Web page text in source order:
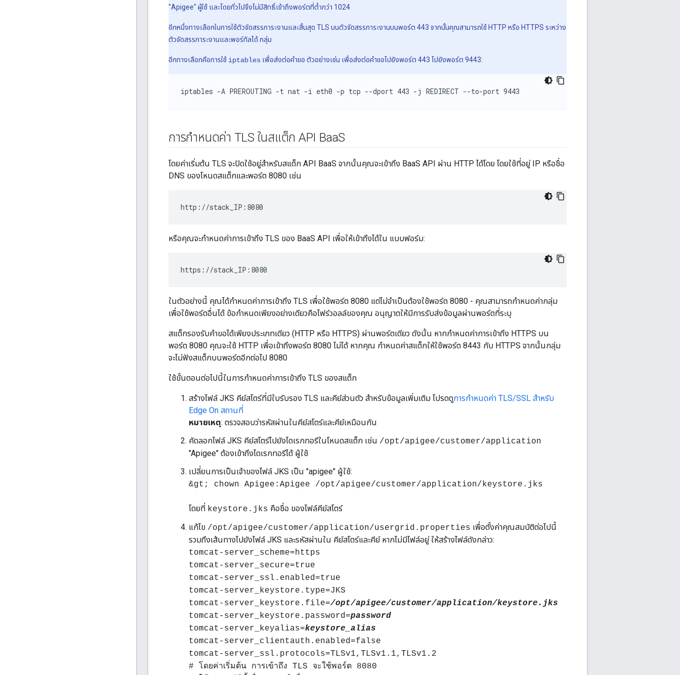
"Apigee" ผู้ใช้ และโดยทั่วไปจึงไม่มีสิทธิ์เข้าถึงพอร์ตที่ต่ำกว่า 1024
อีกหนึ่งทางเลือกในการใช้ตัวจัดสรรภาระงานและสิ้นสุด TLS บนตัวจัดสรรภาระงานบนพอร์ต 443 จากนั้นคุณสามารถใช้ HTTP หรือ HTTPS ระหว่าง
ตัวจัดสรรภาระงานและพอร์ทัลได้ กลุ่ม
อีกทางเลือกคือการใช้ iptables เพื่อส่งต่อคำขอ ตัวอย่างเช่น เพื่อส่งต่อคำขอไปยังพอร์ต 443 ไปยังพอร์ต 9443:
iptables -A PREROUTING -t nat -i eth0 -p tcp --dport 443 -j REDIRECT --to-port 9443
การกำหนดค่า TLS ในสแต็ก API BaaS
โดยค่าเริ่มต้น TLS จะปิดใช้อยู่สำหรับสแต็ก API BaaS จากนั้นคุณจะเข้าถึง BaaS API ผ่าน HTTP ได้โดย โดยใช้ที่อยู่ IP หรือชื่อ
DNS ของโหนดสแต็กและพอร์ต 8080 เช่น
http://stack_IP:8080
หรือคุณจะกำหนดค่าการเข้าถึง TLS ของ BaaS API เพื่อให้เข้าถึงได้ใน แบบฟอร์ม:
https://stack_IP:8080
ในตัวอย่างนี้ คุณได้กำหนดค่าการเข้าถึง TLS เพื่อใช้พอร์ต 8080 แต่ไม่จำเป็นต้องใช้พอร์ต 8080 - คุณสามารถกำหนดค่ากลุ่ม
เพื่อใช้พอร์ตอื่นได้ ข้อกำหนดเพียงอย่างเดียวคือไฟร์วอลล์ของคุณ อนุญาตให้มีการรับส่งข้อมูลผ่านพอร์ตที่ระบุ
สแต็กรองรับคำขอได้เพียงประเภทเดียว (HTTP หรือ HTTPS) ผ่านพอร์ตเดียว ดังนั้น หากกำหนดค่าการเข้าถึง HTTPS บน
พอร์ต 8080 คุณจะใช้ HTTP เพื่อเข้าถึงพอร์ต 8080 ไม่ได้ หากคุณ กำหนดค่าสแต็กให้ใช้พอร์ต 8443 กับ HTTPS จากนั้นกลุ่ม
จะไม่ฟังสแต็กบนพอร์ตอีกต่อไป 8080
ใช้ขั้นตอนต่อไปนี้ในการกำหนดค่าการเข้าถึง TLS ของสแต็ก
สร้างไฟล์ JKS คีย์สโตร์ที่มีใบรับรอง TLS และคีย์ส่วนตัว สำหรับข้อมูลเพิ่มเติม โปรดดูการกำหนดค่า TLS/SSL สำหรับ
Edge On สถานที่
หมายเหตุ: ตรวจสอบว่ารหัสผ่านในคีย์สโตร์และคีย์เหมือนกัน
คัดลอกไฟล์ JKS คีย์สโตร์ไปยังไดเรกทอรีในโหนดสแต็ก เช่น /opt/apigee/customer/application
"Apigee" ต้องเข้าถึงไดเรกทอรีได้ ผู้ใช้
เปลี่ยนการเป็นเจ้าของไฟล์ JKS เป็น "apigee" ผู้ใช้:
&gt; chown Apigee:Apigee /opt/apigee/customer/application/keystore.jks
โดยที่ keystore.jks คือชื่อ ของไฟล์คีย์สโตร์
แก้ไข /opt/apigee/customer/application/usergrid.properties เพื่อตั้งค่าคุณสมบัติต่อไปนี้
รวมถึงเส้นทางไปยังไฟล์ JKS และรหัสผ่านใน คีย์สโตร์และคีย์ หากไม่มีไฟล์อยู่ ให้สร้างไฟล์ดังกล่าว:
tomcat-server_scheme=https
tomcat-server_secure=true
tomcat-server_ssl.enabled=true
tomcat-server_keystore.type=JKS
tomcat-server_keystore.file=/opt/apigee/customer/application/keystore.jks
tomcat-server_keystore.password=password
tomcat-server_keyalias=keystore_alias
tomcat-server_clientauth.enabled=false
tomcat-server_ssl.protocols=TLSv1,TLSv1.1,TLSv1.2
# โดยค่าเริ่มต้น การเข้าถึง TLS จะใช้พอร์ต 8080